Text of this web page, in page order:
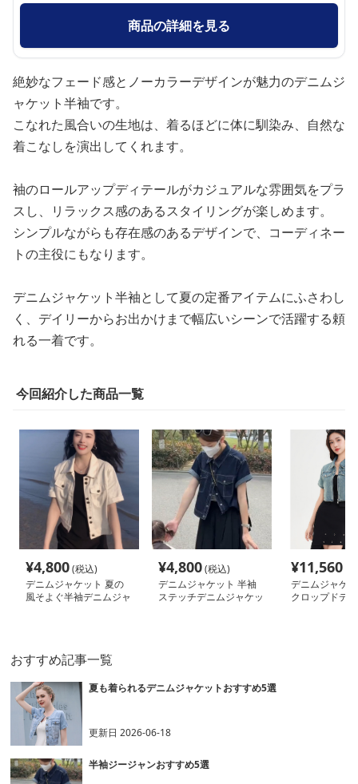
商品の詳細を見る
絶妙なフェード感とノーカラーデザインが魅力のデニムジ
ャケット半袖です。
こなれた風合いの生地は、着るほどに体に馴染み、自然な
着こなしを演出してくれます。
袖のロールアップディテールがカジュアルな雰囲気をプラ
スし、リラックス感のあるスタイリングが楽しめます。
シンプルながらも存在感のあるデザインで、コーディネー
トの主役にもなります。
デニムジャケット半袖として夏の定番アイテムにふさわし
く、デイリーからお出かけまで幅広いシーンで活躍する頼
れる一着です。
今回紹介した商品一覧
¥4,800(税込)
デニムジャケット 夏の
風そよぐ半袖デニムジャ
¥4,800(税込)
デニムジャケット 半袖
ステッチデニムジャケッ
¥11,560
デニムジャケ
クロップドデ
おすすめ記事一覧
夏も着られるデニムジャケットおすすめ5選
更新日2026-06-18
半袖ジージャンおすすめ5選